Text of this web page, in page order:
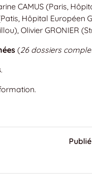
CAMUS (Paris,
Hôpital Européen
Olivier GRONIER
(26 dossiers
.